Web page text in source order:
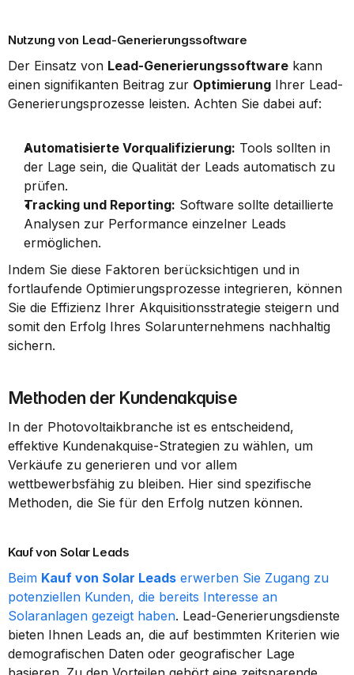
Nutzung von Lead-Generierungssoftware
Der Einsatz von Lead-Generierungssoftware kann
einen signifikanten Beitrag zur Optimierung Ihrer Lead-
Generierungsprozesse leisten. Achten Sie dabei auf:
Automatisierte Vorqualifizierung: Tools sollten in
der Lage sein, die Qualität der Leads automatisch zu
prüfen.
Tracking und Reporting: Software sollte detaillierte
Analysen zur Performance einzelner Leads
ermöglichen.
Indem Sie diese Faktoren berücksichtigen und in
fortlaufende Optimierungsprozesse integrieren, können
Sie die Effizienz Ihrer Akquisitionsstrategie steigern und
somit den Erfolg Ihres Solarunternehmens nachhaltig
sichern.
Methoden der Kundenakquise
In der Photovoltaikbranche ist es entscheidend,
effektive Kundenakquise-Strategien zu wählen, um
Verkäufe zu generieren und vor allem
wettbewerbsfähig zu bleiben. Hier sind spezifische
Methoden, die Sie für den Erfolg nutzen können.
Kauf von Solar Leads
Beim Kauf von Solar Leads erwerben Sie Zugang zu
potenziellen Kunden, die bereits Interesse an
Solaranlagen gezeigt haben. Lead-Generierungsdienste
bieten Ihnen Leads an, die auf bestimmten Kriterien wie
demografischen Daten oder geografischer Lage